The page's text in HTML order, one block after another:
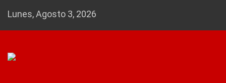
Lunes, Agosto 3, 2026